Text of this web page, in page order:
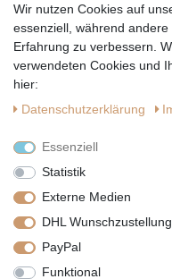
Vertrag widerrufen
Wir nutzen Cookies auf
essenziell, während
Erfahrung zu verbessern.
verwendeten Cookies und
hier:
Daten­schutz­erklärung
Essenziell
Statistik
Externe Medien
DHL Wunschzustellung
PayPal
Funktional